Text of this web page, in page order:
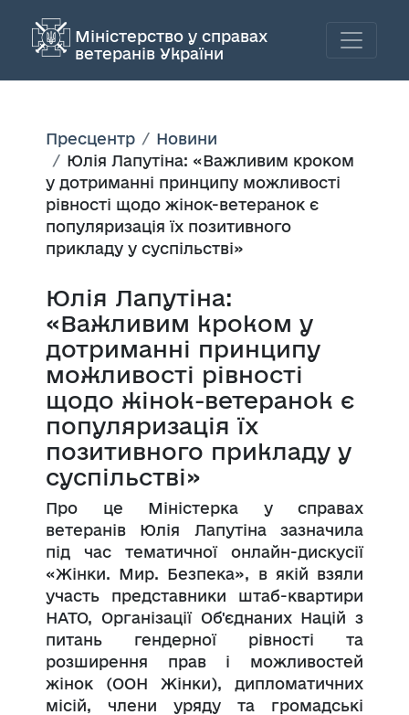
Міністерство у справах
ветеранів України
Пресцентр
Новини
Юлія Лапутіна: «Важливим кроком
у дотриманні принципу можливості
рівності щодо жінок-ветеранок є
популяризація їх позитивного
прикладу у суспільстві»
Юлія Лапутіна:
«Важливим кроком у
дотриманні принципу
можливості рівності
щодо жінок-ветеранок є
популяризація їх
позитивного прикладу у
суспільстві»
Про це Міністерка у справах
ветеранів Юлія Лапутіна зазначила
під час тематичної онлайн-дискусії
«Жінки. Мир. Безпека», в якій взяли
участь представники штаб-квартири
НАТО, Організації Об'єднаних Націй з
питань гендерної рівності та
розширення прав і можливостей
жінок (ООН Жінки), дипломатичних
місій, члени уряду та громадські